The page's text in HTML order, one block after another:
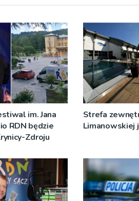
im. Jana
RDN będzie
Zdroju
Strefa
Limanowskiej